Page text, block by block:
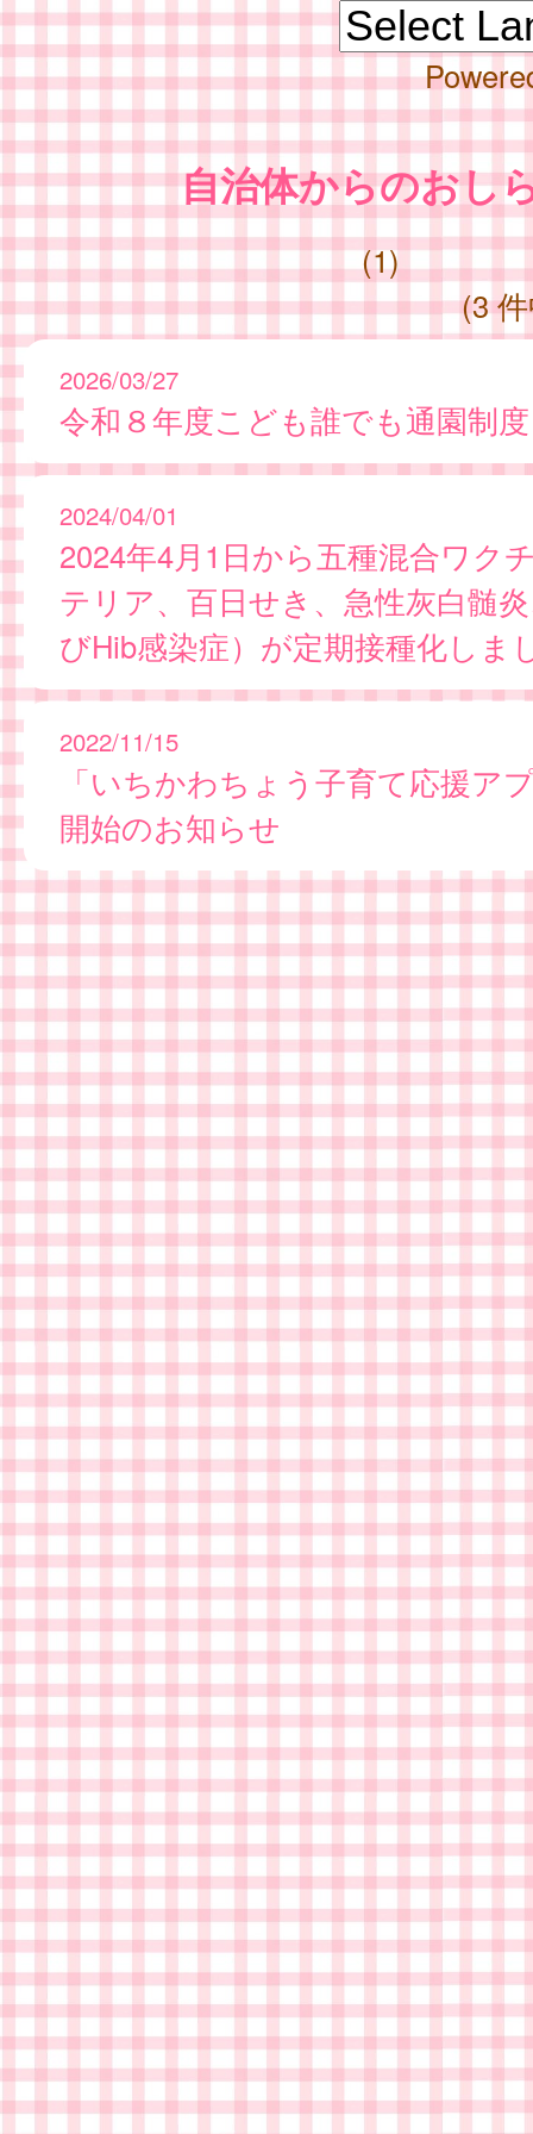
自治体からのおし
(1)
(3
2026/03/27
令和８年度こども誰でも通園制度
2024/04/01
2024年4月1日から五種混合ワク
テリア、百日せき、急性灰白髄
びHib感染症）が定期接種化しま
2022/11/15
「いちかわちょう子育て応援ア
開始のお知らせ